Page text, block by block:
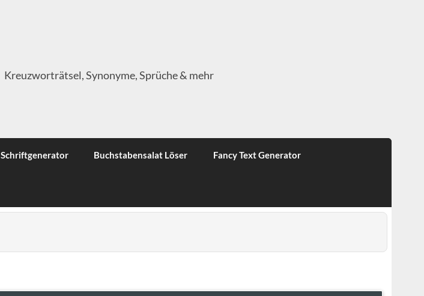
Kreuzworträtsel, Synonyme, Sprüche & mehr
Schriftgenerator Buchstabensalat Löser Fancy Text Generator